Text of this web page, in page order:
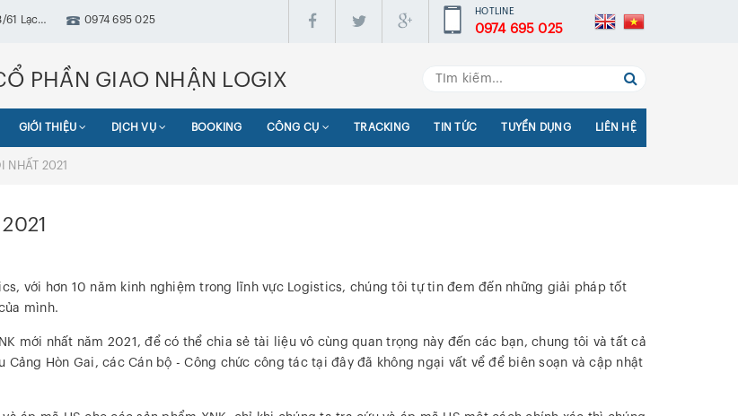
61 Lạc
0974 695 025
HOTLINE
0974 695 025
PHẦN GIAO NHẬN LOGIX
GIỚI THIỆU DỊCH VỤ BOOKING CÔNG CỤ TRACKING TIN TỨC TUYỂN DỤNG LIÊN HỆ
NHẤT 2021
với hơn 10 năm kinh nghiệm trong lĩnh vực Logistics, chúng tôi tự tin đem đến những giải pháp tốt
mình.
mới nhất năm 2021, để có thể chia sẻ tài liệu vô cùng quan trọng này đến các bạn, chung tôi và tất cả
Cảng Hòn Gai, các Cán bộ - Công chức công tác tại đây đã không ngại vất vể để biên soạn và cập nhật